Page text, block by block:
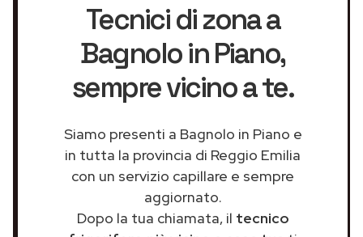
Tecnici di zona a
Bagnolo in Piano,
sempre vicino a te.
Siamo presenti a Bagnolo in Piano e
in tutta la provincia di Reggio Emilia
con un servizio capillare e sempre
aggiornato.
Dopo la tua chiamata, il tecnico